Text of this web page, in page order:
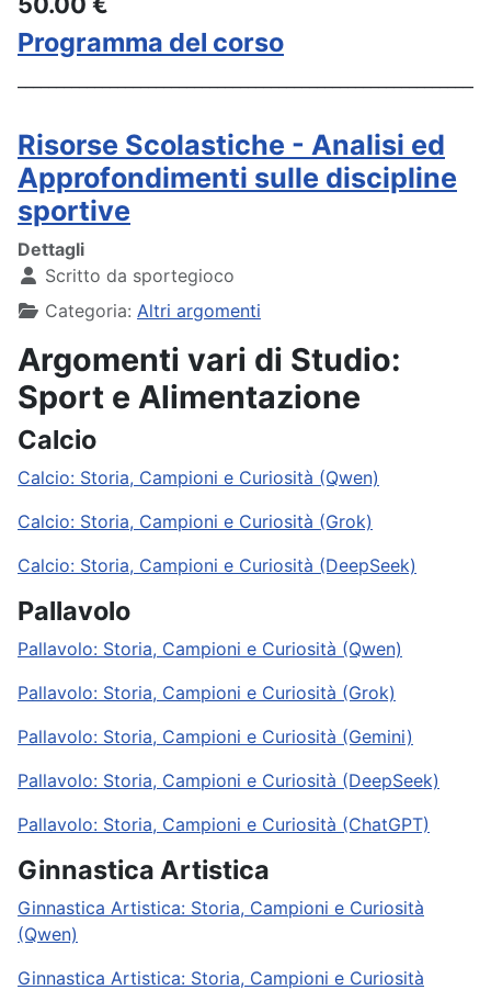
Programma del corso
Risorse Scolastiche - Analisi ed
Approfondimenti sulle discipline
sportive
Dettagli
Scritto da sportegioco
Categoria: Altri argomenti
Argomenti vari di Studio:
Sport e Alimentazione
Calcio
Calcio: Storia, Campioni e Curiosità (Qwen)
Calcio: Storia, Campioni e Curiosità (Grok)
Calcio: Storia, Campioni e Curiosità (DeepSeek)
Pallavolo
Pallavolo: Storia, Campioni e Curiosità (Qwen)
Pallavolo: Storia, Campioni e Curiosità (Grok)
Pallavolo: Storia, Campioni e Curiosità (Gemini)
Pallavolo: Storia, Campioni e Curiosità (DeepSeek)
Pallavolo: Storia, Campioni e Curiosità (ChatGPT)
Ginnastica Artistica
Ginnastica Artistica: Storia, Campioni e Curiosità
(Qwen)
Ginnastica Artistica: Storia, Campioni e Curiosità